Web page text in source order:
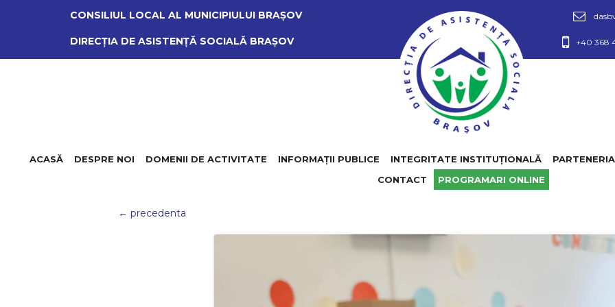
CONSILIUL LOCAL AL MUNICIPIULUI BRAŞOV
DIRECŢIA DE ASISTENŢĂ SOCIALĂ BRAŞOV +40 368
ACASĂ DESPRE NOI DOMENII DE ACTIVITATE INFORMAŢII PUBLICE INTEGRITATE INSTITUȚIONALĂ
CONTACT
PROGRAMARI ONLINE
← precedenta